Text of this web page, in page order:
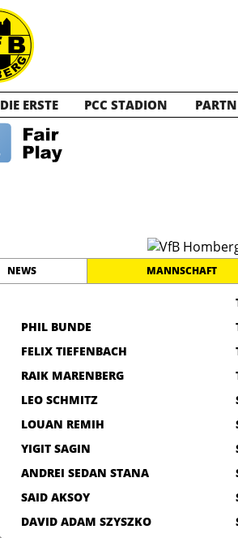
DIE ERSTE PCC STADION
NEWS MANNSCHAFT
PHIL BUNDE
FELIX TIEFENBACH
RAIK MARENBERG
LEO SCHMITZ
LOUAN REMIH
YIGIT SAGIN
ANDREI SEDAN STANA
SAID AKSOY
DAVID ADAM SZYSZKO